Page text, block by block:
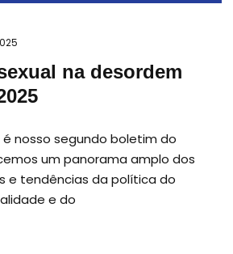
na desordem
é nosso segundo boletim do
um panorama amplo dos
e tendências da política do
e do